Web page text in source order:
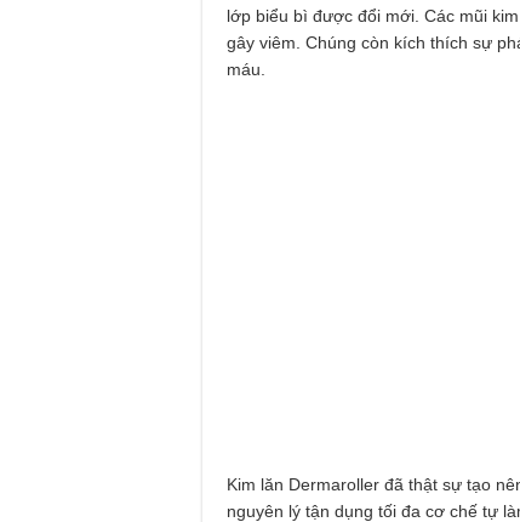
lớp biểu bì được đổi mới. Các mũi
gây viêm. Chúng còn kích thích sự
máu.
Kim lăn Dermaroller đã thật sự tạo
nguyên lý tận dụng tối đa cơ chế tự